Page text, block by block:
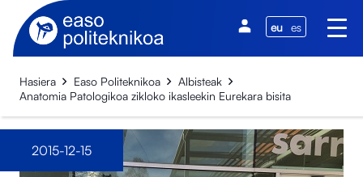
eu es
Hasiera Easo Politeknikoa
Albisteak
Anatomia Patologikoa zikloko ikasleekin Eurekara bisita
2015-12-15